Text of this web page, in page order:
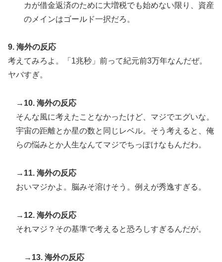
カが借金返済のために大増税でも始めない限り、資産
のメインはゴールド一択だろ。
9. 海外の反応
考えてみろよ。「1兆秒」前って紀元前3万年なんだぜ。
ヤバすぎ。
→10. 海外の反応
そんな風に考えたことなかったけど、マジでエグいな。
宇宙の距離とか星の数と同じレベル。そう考えると、俺
らの悩みとか人生なんてマジでちっぽけなもんだわ。
→11. 海外の反応
おいマジかよ。脳みそ溶けそう。例えが秀逸すぎる。
→12. 海外の反応
それマジ？その基準で考えると恐ろしすぎるんだが。
→13. 海外の反応